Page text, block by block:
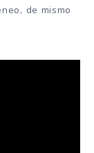
de mismo